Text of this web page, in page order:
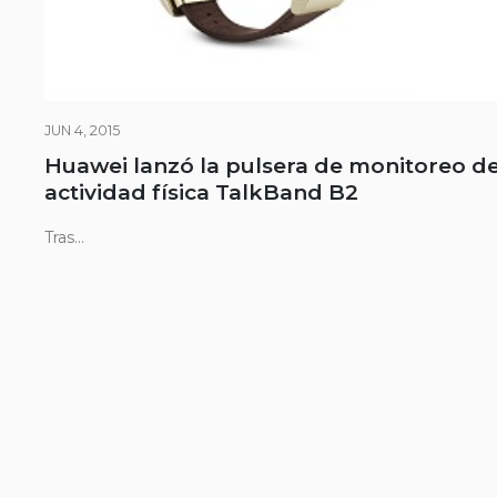
JUN 4, 2015
Huawei lanzó la pulsera de monitoreo
actividad física TalkBand B2
Tras...